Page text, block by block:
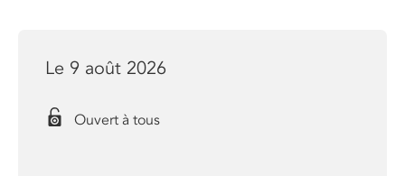
Le 9 août 2026
Ouvert à tous